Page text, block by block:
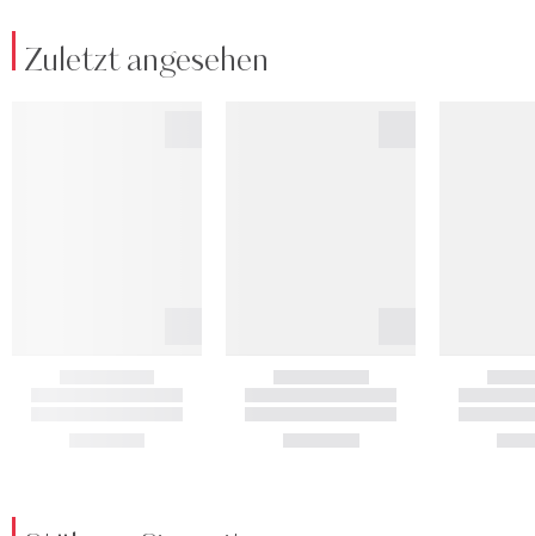
Zuletzt angesehen